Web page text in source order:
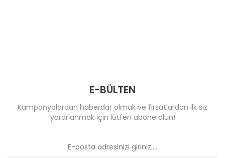
E-BÜLTEN
Kampanyalardan haberdar olmak ve fırsatlardan ilk siz
yararlanmak için lütfen abone olun!